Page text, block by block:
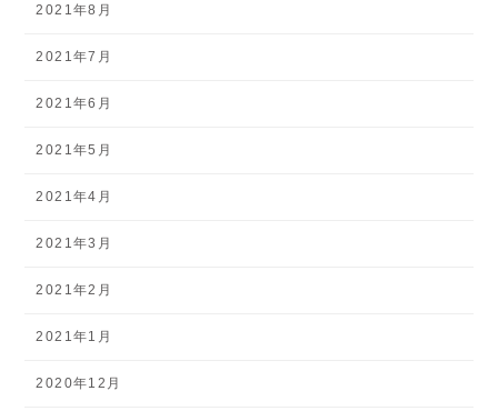
2021年8月
2021年7月
2021年6月
2021年5月
2021年4月
2021年3月
2021年2月
2021年1月
2020年12月